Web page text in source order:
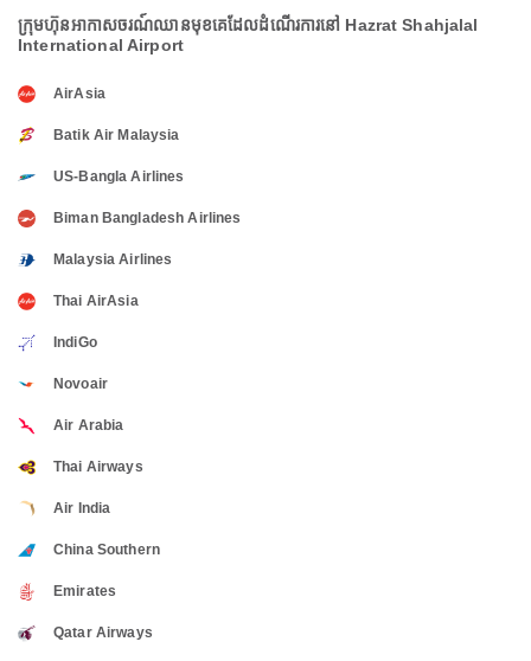
ក្រុមហ៊ុនអាកាសចរណ៍ឈានមុខគេដែលដំណើរការនៅ Hazrat Shahjalal
International Airport
AirAsia
Batik Air Malaysia
US-Bangla Airlines
Biman Bangladesh Airlines
Malaysia Airlines
Thai AirAsia
IndiGo
Novoair
Air Arabia
Thai Airways
Air India
China Southern
Emirates
Qatar Airways